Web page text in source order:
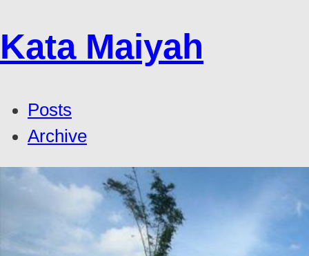
Kata Maiyah
Posts
Archive